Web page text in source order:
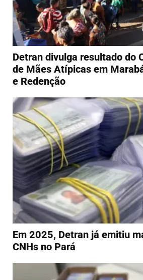
Detran divulga resultado do
de Mães Atípicas em
e Redenção
Em 2025, Detran já emitiu
CNHs no Pará